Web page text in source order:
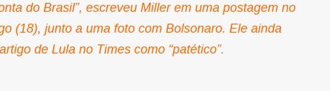
do Brasil”, escreveu Miller em uma postagem no
(18), junto a uma foto com Bolsonaro. Ele ainda
de Lula no Times como “patético”.